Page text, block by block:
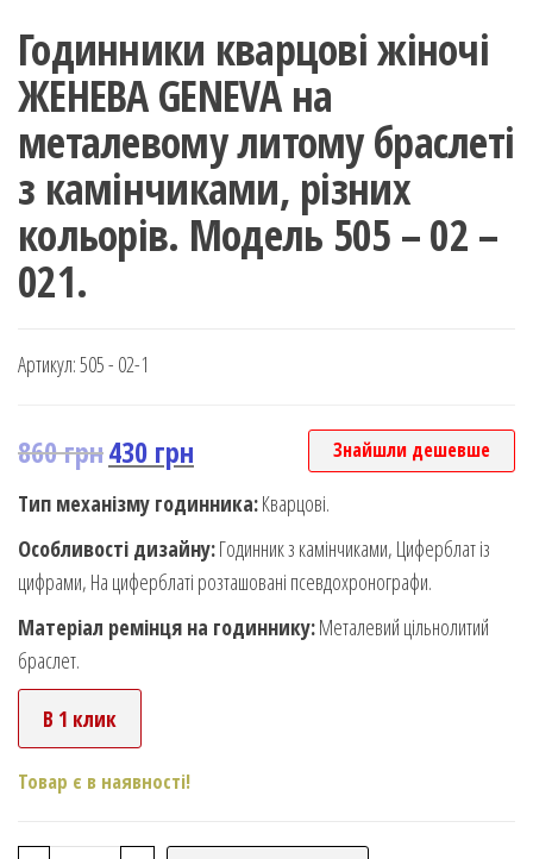
Годинники кварцові жіночі
ЖЕНЕВА GENEVA на
металевому литому браслеті
з камінчиками, різних
кольорів. Модель 505 – 02 –
021.
Артикул:505 - 02-1
860грн430 грн Знайшли дешевше
Тип механізму годинника:Кварцові.
Особливості дизайну:Годинник з камінчиками, Циферблат із
цифрами, На циферблаті розташовані псевдохронографи.
Матеріал ремінця на годиннику:Металевий цільнолитий
браслет.
В 1 клик
Товар є в наявності!